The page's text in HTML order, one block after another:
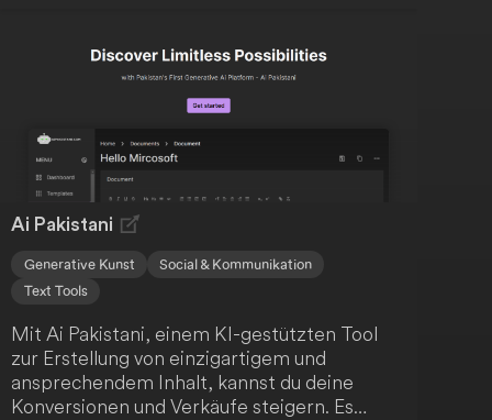
Möglichkeiten zu erweitern.
Ai Pakistani
Generative Kunst
Social & Kommunikation
Text Tools
Mit Ai Pakistani, einem KI-gestützten Tool
zur Erstellung von einzigartigem und
ansprechendem Inhalt, kannst du deine
Konversionen und Verkäufe steigern. Es